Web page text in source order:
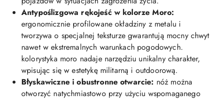
Antypoślizgowa rękojeść w kolorze Moro:
ergonomicznie profilowane okładziny z metalu i
tworzywa o specjalnej teksturze gwarantują mocny chwyt
nawet w ekstremalnych warunkach pogodowych.
kolorystyka moro nadaje narzędziu unikalny charakter,
wpisując się w estetykę militarną i outdoorową.
Błyskawiczne i obustronne otwarcie: nóż można
otworzyć natychmiastowo przy użyciu wspomaganego